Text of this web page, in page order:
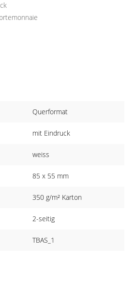
Scheckkartenformat lässt sich
Produkt erhalten.
sich sowohl für Arztpraxen aller
Querformat
mit Eindruck
weiss
85 x 55 mm
350 g/m² Karton
2-seitig
TBAS_1